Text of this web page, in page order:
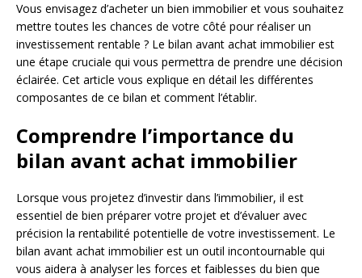
Vous envisagez d’acheter un bien immobilier et vous souhaitez
mettre toutes les chances de votre côté pour réaliser un
investissement rentable ? Le bilan avant achat immobilier est
une étape cruciale qui vous permettra de prendre une décision
éclairée. Cet article vous explique en détail les différentes
composantes de ce bilan et comment l’établir.
Comprendre l’importance du
bilan avant achat immobilier
Lorsque vous projetez d’investir dans l’immobilier, il est
essentiel de bien préparer votre projet et d’évaluer avec
précision la rentabilité potentielle de votre investissement. Le
bilan avant achat immobilier est un outil incontournable qui
vous aidera à analyser les forces et faiblesses du bien que